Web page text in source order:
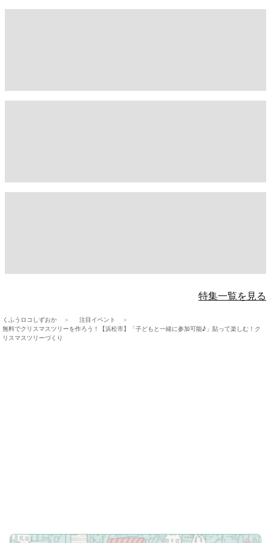
特集一覧を見る
くふうロコしずおか
注目イベント
無料でクリスマスツリーを作ろう！【浜松市】「子どもと一緒に参加可能♪」貼って楽しむ！ク
リスマスツリーづくり